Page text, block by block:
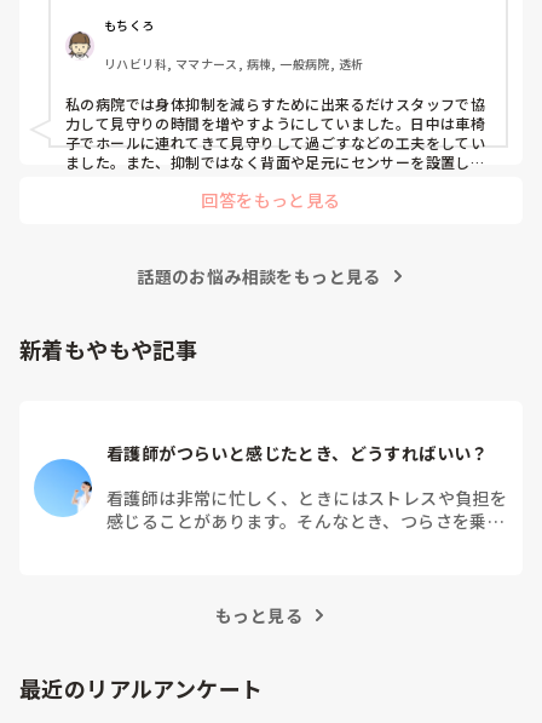
もちくろ
リハビリ科, ママナース, 病棟, 一般病院, 透析
私の病院では身体抑制を減らすために出来るだけスタッフで協
力して見守りの時間を増やすようにしていました。日中は車椅
子でホールに連れてきて見守りして過ごすなどの工夫をしてい
ました。また、抑制ではなく背面や足元にセンサーを設置した
要な原因（Baカテーテル、mgカテーテル、点滴など）があれ
回答をもっと見る
話題のお悩み相談をもっと見る
新着もやもや記事
看護師がつらいと感じたとき、どうすればいい？
看護師は非常に忙しく、ときにはストレスや負担を
感じることがあります。そんなとき、つらさを乗り
もっと見る
最近のリアルアンケート